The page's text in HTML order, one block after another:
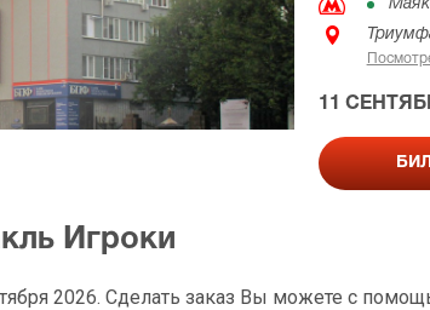
11
Игроки
2026. Сделать заказ Вы можете с